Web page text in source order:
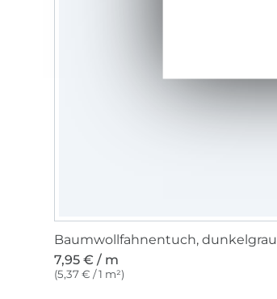
Baumwollfahnentuch, dunkelgrau
7,95 € / m
(5,37 € / 1 m²)